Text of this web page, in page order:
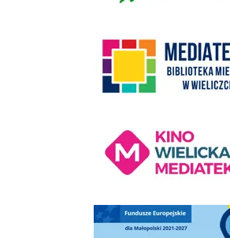
Punkt Obsługi Ekodoradcy Wieliczka